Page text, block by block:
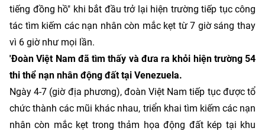
tiếng đồng hồ" khi bắt đầu trở lại hiện trường tiếp tục công
tác tìm kiếm các nạn nhân còn mắc kẹt từ 7 giờ sáng thay
vì 6 giờ như mọi lần.
'Đoàn Việt Nam đã tìm thấy và đưa ra khỏi hiện trường 54
thi thể nạn nhân động đất tại Venezuela.
Ngày 4-7 (giờ địa phương), đoàn Việt Nam tiếp tục được tổ
chức thành các mũi khác nhau, triển khai tìm kiếm các nạn
nhân còn mắc kẹt trong thảm họa động đất kép tại khu